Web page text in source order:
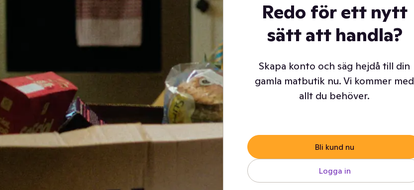
Redo för ett nytt
sätt att handla?
Skapa konto och säg hejdå till din
gamla matbutik nu. Vi kommer med
allt du behöver.
Bli kund nu
Logga in